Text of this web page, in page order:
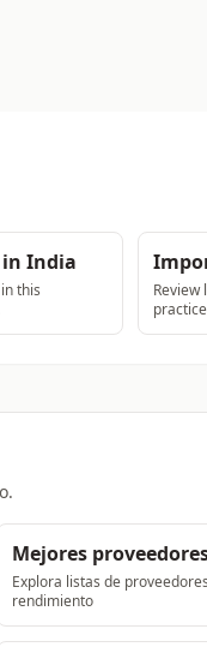
in India
this
Review
Mejores
Explora listas de
rendimiento